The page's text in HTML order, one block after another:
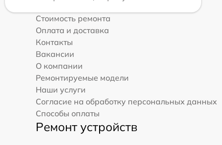
Стоимость ремонта
Оплата и доставка
Контакты
Вакансии
О компании
Ремонтируемые модели
Наши услуги
Согласие на обработку персональных данных
Способы оплаты
Ремонт устройств